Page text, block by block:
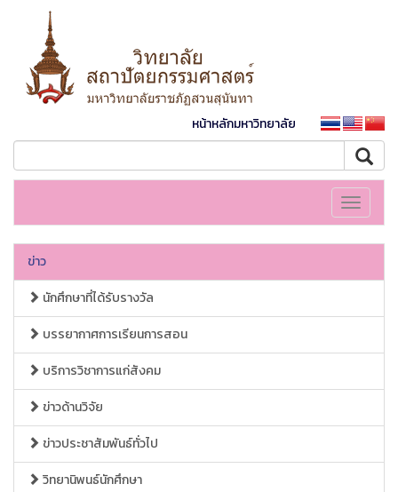
หน้าหลักมหาวิทยาลัย
Toggle
ข่าว
นักศึกษาที่ได้รับรางวัล
บรรยากาศการเรียนการสอน
บริการวิชาการแก่สังคม
ข่าวด้านวิจัย
ข่าวประชาสัมพันธ์ทั่วไป
วิทยานิพนธ์นักศึกษา